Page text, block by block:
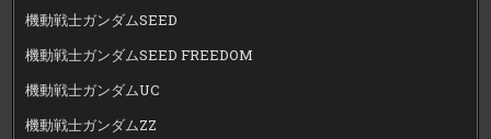
機動戦士ガンダムSEED
機動戦士ガンダムSEED FREEDOM
機動戦士ガンダムUC
機動戦士ガンダムZZ